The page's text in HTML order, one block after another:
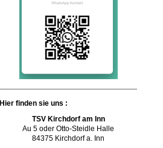
Hier finden sie uns :
TSV Kirchdorf am Inn
Au 5 oder Otto-Steidle Halle
84375 Kirchdorf a. Inn